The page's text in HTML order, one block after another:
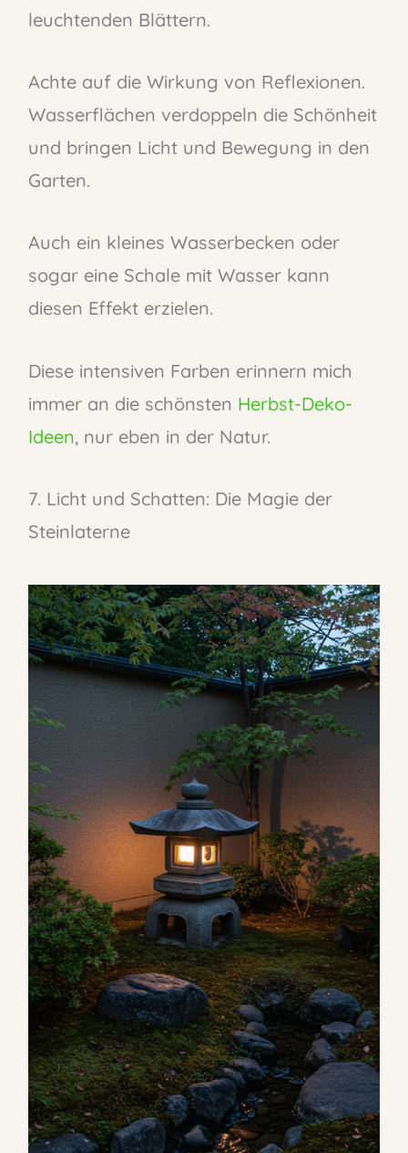
leuchtenden Blättern.
Achte auf die Wirkung von Reflexionen.
Wasserflächen verdoppeln die Schönheit
und bringen Licht und Bewegung in den
Garten.
Auch ein kleines Wasserbecken oder
sogar eine Schale mit Wasser kann
diesen Effekt erzielen.
Diese intensiven Farben erinnern mich
immer an die schönsten Herbst-Deko-
Ideen, nur eben in der Natur.
7. Licht und Schatten: Die Magie der
Steinlaterne